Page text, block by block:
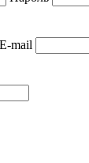
E-mail